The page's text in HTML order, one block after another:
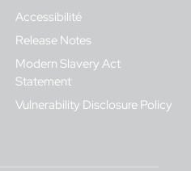
Accessibilité
Release Notes
Modern Slavery Act
Statement
Vulnerability Disclosure Policy